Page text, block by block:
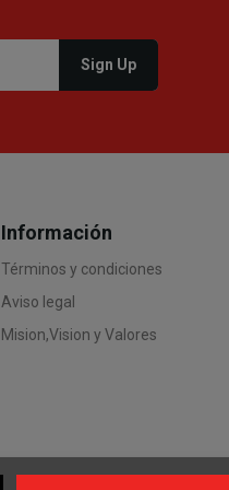
Información
Términos y condiciones
Aviso legal
Mision,Vision y Valores